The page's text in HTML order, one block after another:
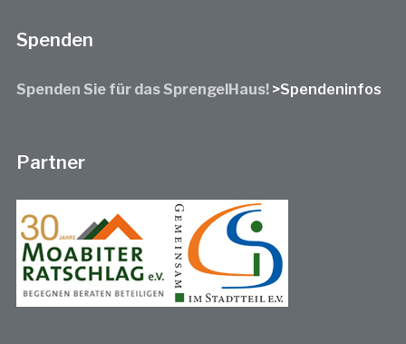
Spenden
Spenden Sie für das SprengelHaus! >Spendeninfos
Partner